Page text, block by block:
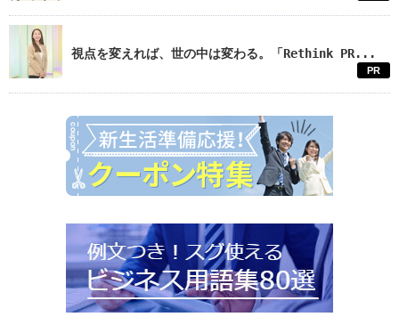
視点を変えれば、世の中は変わる。「Rethink PR...
PR